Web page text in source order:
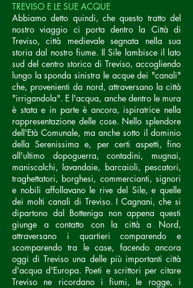
TREVISO E LE SUE ACQUE
Abbiamo detto quindi, che questo tratto del
nostro viaggio ci porta dentro la Città di
Treviso, città medievale segnata nella sua
storia dal nostro fiume. Il Sile lambisce il lato
sud del centro storico di Treviso, accogliendo
lungo la sponda sinistra le acque dei "canali"
che, provenienti da nord, attraversano la città
"irrigandola". E l'acqua, anche dentro le mura
è stata e in parte è ancora, ispiratrice nella
rappresentazione delle cose. Nello splendore
dell'Età Comunale, ma anche sotto il dominio
della Serenissima e, per certi aspetti, fino
all'ultimo dopoguerra, contadini, mugnai,
maniscalchi, lavandaie, barcaioli, pescatori,
traghettatori, borghesi, commercianti, signori
e nobili affollavano le rive del Sile, e quelle
dei molti canali di Treviso. I Cagnani, che si
dipartono dal Botteniga non appena questi
giunge a contatto con la città a Nord,
attraversano i quartieri comparendo e
scomparendo tra le case, facendo ancora
oggi di Treviso una delle più importanti città
d'acqua d'Europa. Poeti e scrittori per citare
Treviso ne ricordano i fiumi, le rogge, i